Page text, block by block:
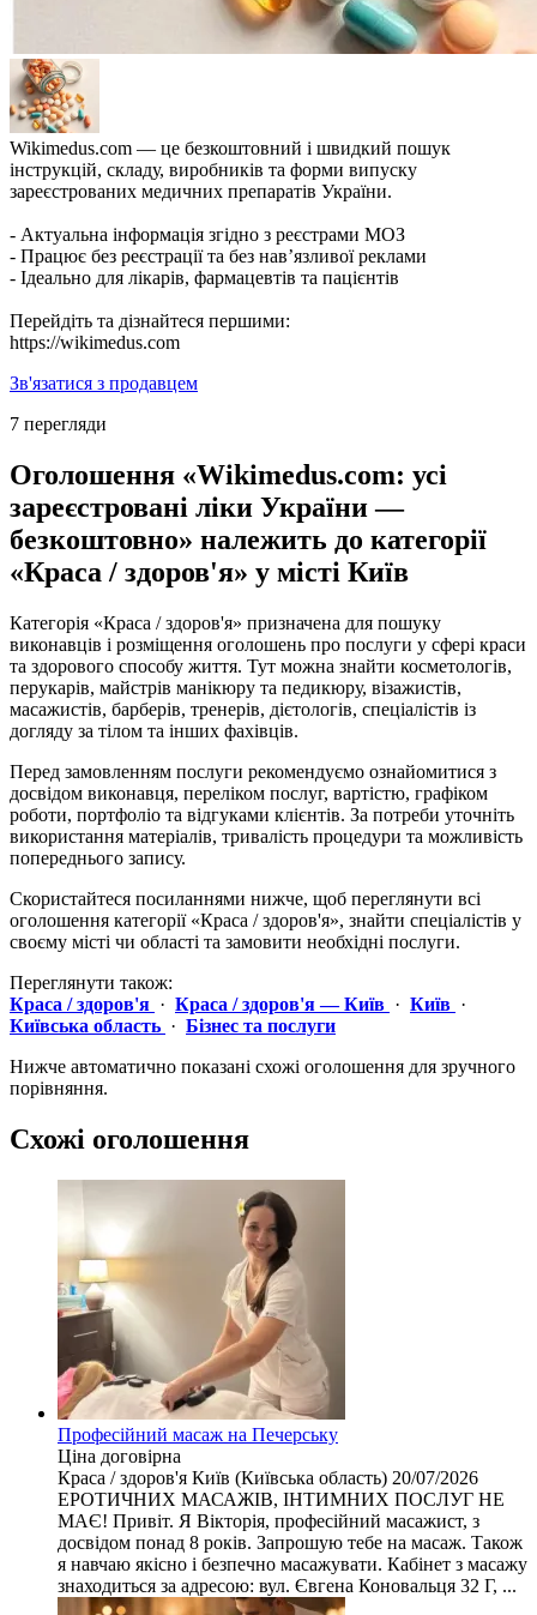
Wikimedus.com — це безкоштовний і швидкий пошук
інструкцій, складу, виробників та форми випуску
зареєстрованих медичних препаратів України.
- Актуальна інформація згідно з реєстрами МОЗ
- Працює без реєстрації та без нав’язливої реклами
- Ідеально для лікарів, фармацевтів та пацієнтів
Перейдіть та дізнайтеся першими:
https://wikimedus.com
Зв'язатися з продавцем
7 перегляди
Оголошення «Wikimedus.com: усі
зареєстровані ліки України —
безкоштовно» належить до категорії
«Краса / здоров'я» у місті Київ
Категорія «Краса / здоров'я» призначена для пошуку
виконавців і розміщення оголошень про послуги у сфері краси
та здорового способу життя. Тут можна знайти косметологів,
перукарів, майстрів манікюру та педикюру, візажистів,
масажистів, барберів, тренерів, дієтологів, спеціалістів із
догляду за тілом та інших фахівців.
Перед замовленням послуги рекомендуємо ознайомитися з
досвідом виконавця, переліком послуг, вартістю, графіком
роботи, портфоліо та відгуками клієнтів. За потреби уточніть
використання матеріалів, тривалість процедури та можливість
попереднього запису.
Скористайтеся посиланнями нижче, щоб переглянути всі
оголошення категорії «Краса / здоров'я», знайти спеціалістів у
своєму місті чи області та замовити необхідні послуги.
Переглянути також:
Краса / здоров'я · Краса / здоров'я — Київ · Київ ·
Київська область · Бізнес та послуги
Нижче автоматично показані схожі оголошення для зручного
порівняння.
Схожі оголошення
Професійний масаж на Печерську
Ціна договірна
Краса / здоров'я Київ (Київська область) 20/07/2026
ЕРОТИЧНИХ МАСАЖІВ, ІНТИМНИХ ПОСЛУГ НЕ
МАЄ! Привіт. Я Вікторія, професійний масажист, з
досвідом понад 8 років. Запрошую тебе на масаж. Також
я навчаю якісно і безпечно масажувати. Кабінет з масажу
знаходиться за адресою: вул. Євгена Коновальця 32 Г, ...